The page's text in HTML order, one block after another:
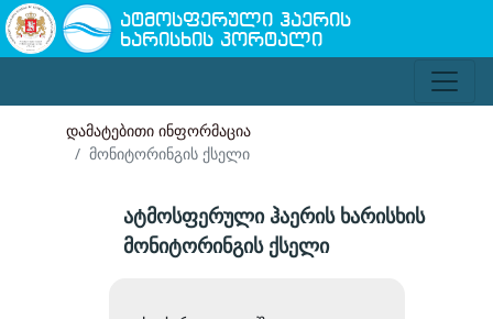
ატმოსფერული ჰაერის
ხარისხის პორტალი
დამატებითი ინფორმაცია
მონიტორინგის ქსელი
ატმოსფერული ჰაერის ხარისხის
მონიტორინგის ქსელი